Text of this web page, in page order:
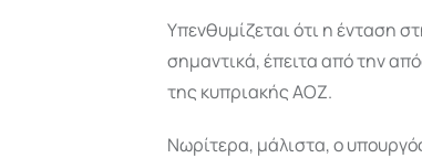
Υπενθυμίζεται ότι η ένταση
σημαντικά, έπειτα από την
της κυπριακής ΑΟΖ.
Νωρίτερα, μάλιστα, ο